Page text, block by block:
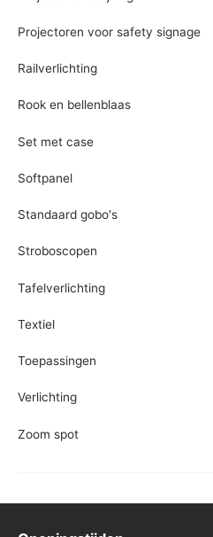
Projectoren voor safety signage
Railverlichting
Rook en bellenblaas
Set met case
Softpanel
Standaard gobo's
Stroboscopen
Tafelverlichting
Textiel
Toepassingen
Verlichting
Zoom spot